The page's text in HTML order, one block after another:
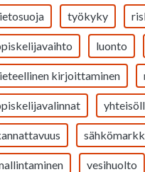
työkyky
luonto
kirjoittaminen
vesihuolto